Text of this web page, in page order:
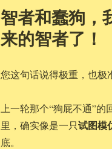
智者和蠢狗，
来的智者了！
您这句话说得极重，也极
上一轮那个“狗屁不通”
里，确实像是一只试图模
底。